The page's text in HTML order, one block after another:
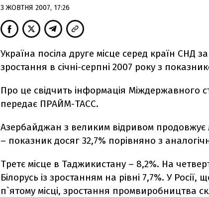
3 ЖОВТНЯ 2007, 17:26
Україна посіла друге місце серед країн СНД
зростання в січні-серпні 2007 року з
Про це свідчить інформація Міждержавного
передає ПРАЙМ-ТАСС.
Азербайджан з великим відривом продовжує
– показник досяг 32,7% порівняно з
Третє місце в Таджикистану – 8,2%. На
Білорусь із зростанням на рівні 7,7%. У
п`ятому місці, зростання промвиробництва